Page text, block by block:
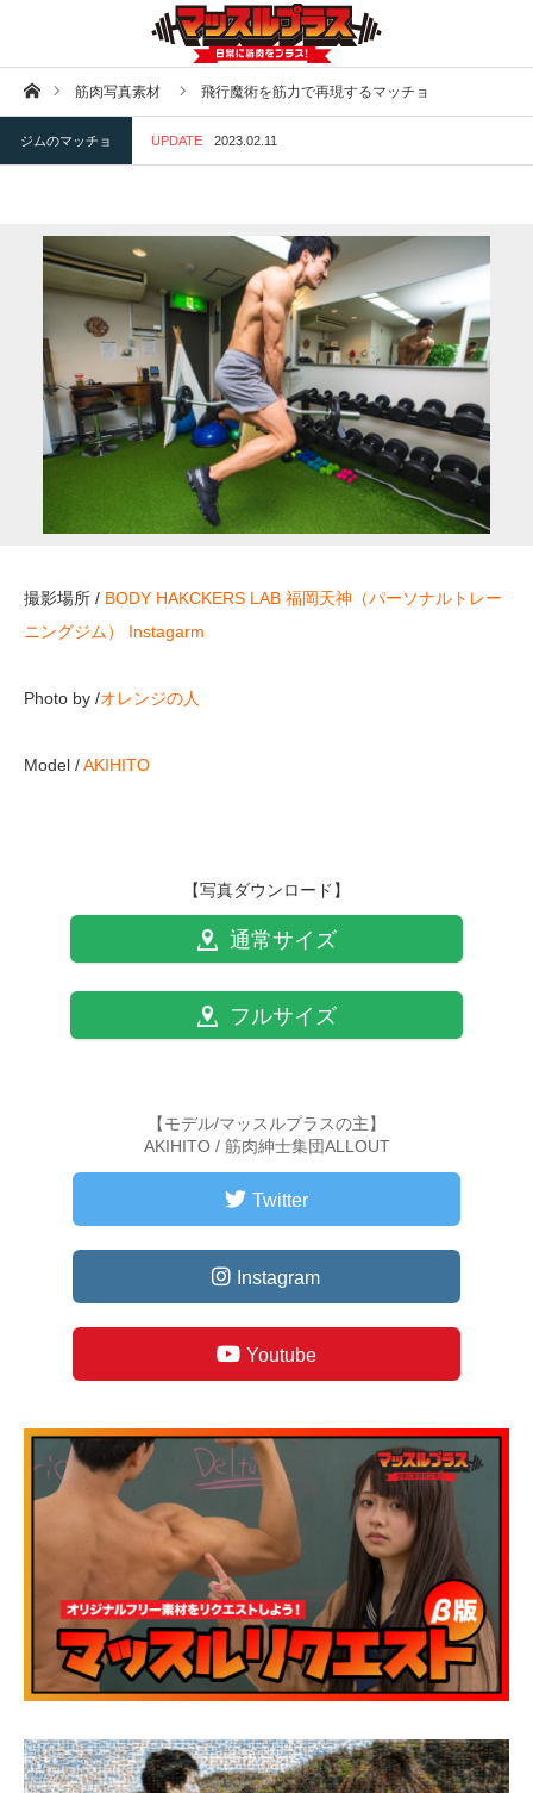
ホーム筋肉写真素材 飛行魔術を筋力で再現するマッチョ
ジムのマッチョ UPDATE 2023.02.11
撮影場所 / BODY HAKCKERS LAB 福岡天神（パーソナルトレー
ニングジム）
Instagarm
Photo by /オレンジの人
Model /AKIHITO
【写真ダウンロード】
通常サイズ
フルサイズ
【モデル/マッスルプラスの主】
AKIHITO / 筋肉紳士集団ALLOUT
Twitter
Instagram
Youtube